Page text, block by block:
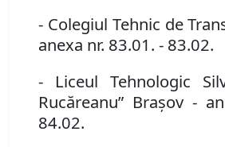
- Colegiul Tehnic de
anexa nr. 83.01. - 83.02.
- Liceul Tehnologic
Rucăreanu” Braşov -
84.02.